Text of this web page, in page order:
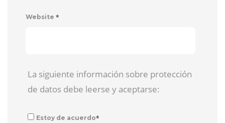
Website *
La siguiente información sobre protección
de datos debe leerse y aceptarse:
Estoy de acuerdo*